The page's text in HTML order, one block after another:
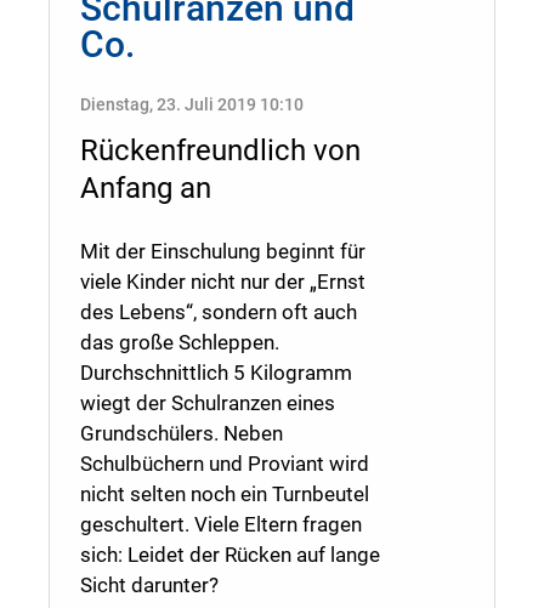
Co.
Dienstag, 23. Juli 2019 10:10
Rückenfreundlich von
Anfang an
Mit der Einschulung beginnt für
viele Kinder nicht nur der „Ernst
des Lebens“, sondern oft auch
das große Schleppen.
Durchschnittlich 5 Kilogramm
wiegt der Schulranzen eines
Grundschülers. Neben
Schulbüchern und Proviant wird
nicht selten noch ein Turnbeutel
geschultert. Viele Eltern fragen
sich: Leidet der Rücken auf lange
Sicht darunter?